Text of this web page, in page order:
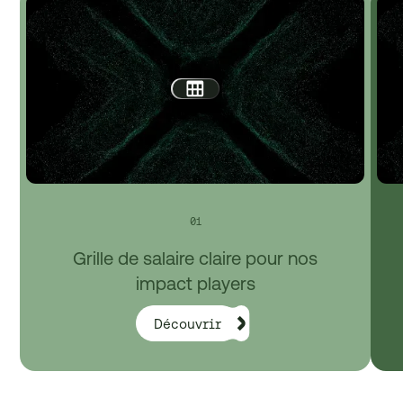
01
Grille de salaire claire pour nos
impact players
Découvrir